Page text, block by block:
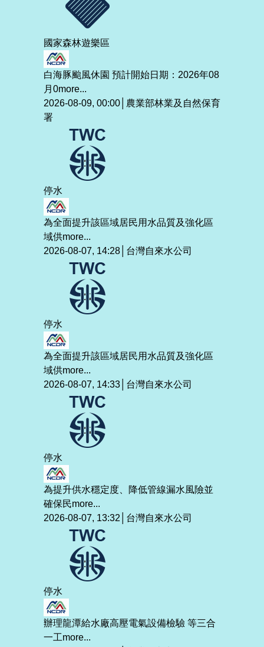
國家森林遊樂區
白海豚颱風休園 預計開始日期：2026年08
月0more...
2026-08-09, 00:00│農業部林業及自然保育
署
停水
為全面提升該區域居民用水品質及強化區
域供more...
2026-08-07, 14:28│台灣自來水公司
停水
為全面提升該區域居民用水品質及強化區
域供more...
2026-08-07, 14:33│台灣自來水公司
停水
為提升供水穩定度、降低管線漏水風險並
確保民more...
2026-08-07, 13:32│台灣自來水公司
停水
辦理龍潭給水廠高壓電氣設備檢驗 等三合
一工more...